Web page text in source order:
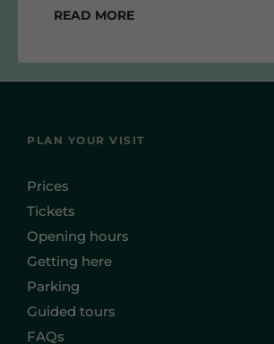
Read more
PLAN YOUR VISIT
Prices
Tickets
Opening hours
Getting here
Parking
Guided tours
FAQs